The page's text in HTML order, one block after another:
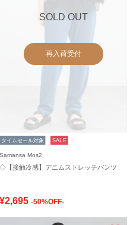
SOLD OUT
再入荷受付
タイムセール対象 SALE
Samansa Mos2
◇【接触冷感】デニムストレッチパンツ
¥2,695 -50%OFF-